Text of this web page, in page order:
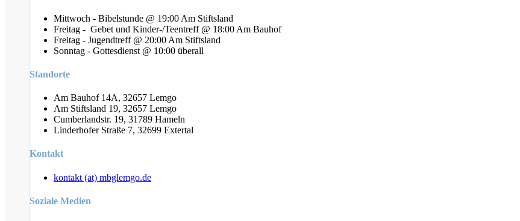
Mittwoch - Bibelstunde @ 19:00 Am Stiftsland
Freitag - Gebet und Kinder-/Teentreff @ 18:00 Am Bauhof
Freitag - Jugendtreff @ 20:00 Am Stiftsland
Sonntag - Gottesdienst @ 10:00 überall
Standorte
Am Bauhof 14A, 32657 Lemgo
Am Stiftsland 19, 32657 Lemgo
Cumberlandstr. 19, 31789 Hameln
Linderhofer Straße 7, 32699 Extertal
Kontakt
kontakt (at) mbglemgo.de
Soziale Medien